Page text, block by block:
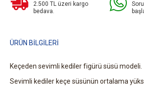
2.500 TL üzeri kargo
bedava.
ÜRÜN BILGILERI
Keçeden sevimli kediler figürü süsü modeli.
Sevimli kediler keçe süsünün ortalama